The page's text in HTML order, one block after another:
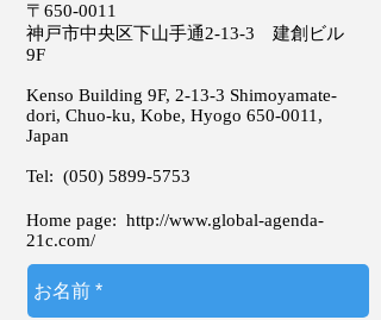
〒650-0011
神戸市中央区下山手通2-13-3 建創ビル
9F
Kenso Building 9F, 2-13-3 Shimoyamate-
dori, Chuo-ku, Kobe, Hyogo 650-0011 ,
Japan
Tel: (050) 5899-5753
Home page: http://www.global-agenda-
21c.com/